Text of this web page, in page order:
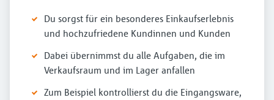
Du sorgst für ein besonderes Einkaufserlebnis
und hochzufriedene Kundinnen und Kunden
Dabei übernimmst du alle Aufgaben, die im
Verkaufsraum und im Lager anfallen
Zum Beispiel kontrollierst du die Eingangsware,